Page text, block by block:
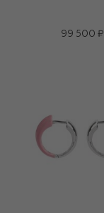
99 500 ₽